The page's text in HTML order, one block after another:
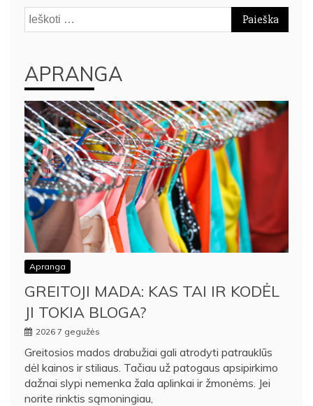
Ieškoti:
APRANGA
Apranga
GREITOJI MADA: KAS TAI IR KODĖL
JI TOKIA BLOGA?
2026 7 gegužės
Greitosios mados drabužiai gali atrodyti patrauklūs
dėl kainos ir stiliaus. Tačiau už patogaus apsipirkimo
dažnai slypi nemenka žala aplinkai ir žmonėms. Jei
norite rinktis sąmoningiau,